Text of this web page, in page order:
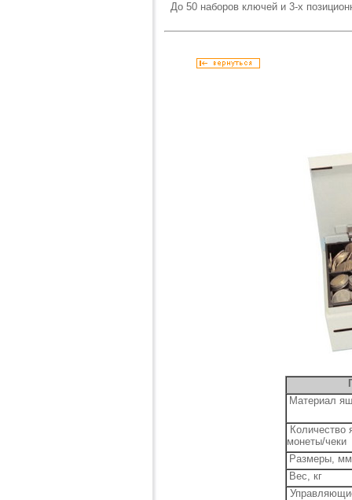
До 50 наборов ключей и 3-х
Материал
Количество
монеты/чеки
Размеры, мм
Вес, кг